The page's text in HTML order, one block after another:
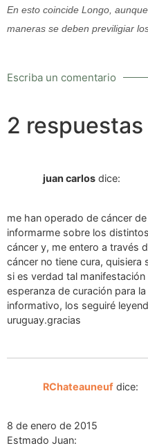
En esto coincide Longo,
maneras se deben previligiar
Escriba un comentario
2 respuestas
juan carlos dice:
me han operado de cáncer
informarme sobre los
cáncer y, me entero a través
cáncer no tiene cura, quisiera
si es verdad tal
esperanza de curación para
informativo, los seguiré
uruguay.gracias
RChateauneuf dice:
8 de enero de 2015
Estmado Juan: